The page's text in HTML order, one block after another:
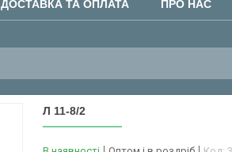
ДОСТАВКА ТА ОПЛАТА ПРО НАС
Л 11-8/2